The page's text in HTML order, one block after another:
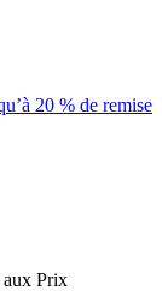
20 % de remise
aux Prix